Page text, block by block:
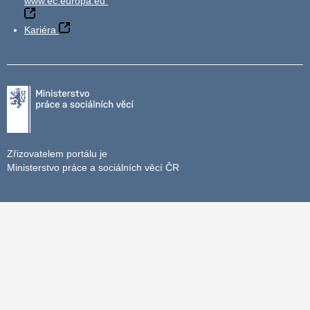
Kariéra
Zřizovatelem portálu je
Ministerstvo práce a sociálních věcí ČR